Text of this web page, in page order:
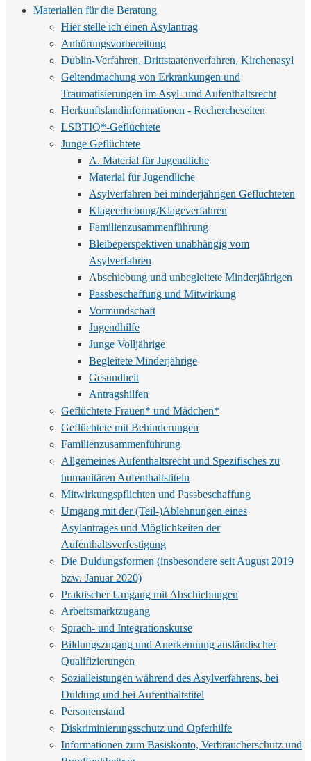
Materialien für die Beratung
Hier stelle ich einen Asylantrag
Anhörungsvorbereitung
Dublin-Verfahren, Drittstaatenverfahren, Kirchenasyl
Geltendmachung von Erkrankungen und
Traumatisierungen im Asyl- und Aufenthaltsrecht
Herkunftslandinformationen - Rechercheseiten
LSBTIQ*-Geflüchtete
Junge Geflüchtete
A. Material für Jugendliche
Material für Jugendliche
Asylverfahren bei minderjährigen Geflüchteten
Klageerhebung/Klageverfahren
Familienzusammenführung
Bleibeperspektiven unabhängig vom
Asylverfahren
Abschiebung und unbegleitete Minderjährigen
Passbeschaffung und Mitwirkung
Vormundschaft
Jugendhilfe
Junge Volljährige
Begleitete Minderjährige
Gesundheit
Antragshilfen
Geflüchtete Frauen* und Mädchen*
Geflüchtete mit Behinderungen
Familienzusammenführung
Allgemeines Aufenthaltsrecht und Spezifisches zu
humanitären Aufenthaltstiteln
Mitwirkungspflichten und Passbeschaffung
Umgang mit der (Teil-)Ablehnungen eines
Asylantrages und Möglichkeiten der
Aufenthaltsverfestigung
Die Duldungsformen (insbesondere seit August 2019
bzw. Januar 2020)
Praktischer Umgang mit Abschiebungen
Arbeitsmarktzugang
Sprach- und Integrationskurse
Bildungszugang und Anerkennung ausländischer
Qualifizierungen
Sozialleistungen während des Asylverfahrens, bei
Duldung und bei Aufenthaltstitel
Personenstand
Diskriminierungsschutz und Opferhilfe
Informationen zum Basiskonto, Verbraucherschutz und